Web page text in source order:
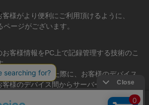
プライバシーポリシー
様がより便利にご利用頂けるように、
ージがございます。
客様情報をPC上で記録管理する技術のこ
。
を再訪問された際に、お客様のデバイス
様のデバイス間からサーバーへ送り返さ